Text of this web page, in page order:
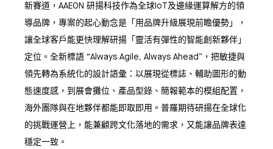
新賽道，AAEON 研揚科技作為全球IoT及邊緣運算解方的領
導品牌，專案的起心動念是「用品牌升級展現前瞻優勢」，
讓全球客戶能更快理解研揚「靈活有彈性的智能創新夥伴」
定位。全新標語 “Always Agile, Always Ahead”，把敏捷與
領先轉為系統化的設計語彙：以展現從標誌、輔助圖形的動
態速度感，到展會攤位、產品型錄、簡報範本的模組配置，
海外團隊與在地夥伴都能即取即用。普羅期待研揚在全球化
的挑戰運營上，能兼顧跨文化落地的需求，又能讓品牌表達
穩定一致。